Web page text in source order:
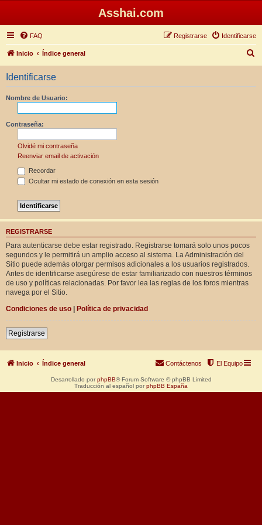
Asshai.com
FAQ Identificarse
Registrarse
Inicio Índice general
u
Identificarse
Nombre de Usuario:
Contraseña:
Olvidé mi contraseña
Reenviar email de activación
Recordar
Ocultar mi estado de conexión en esta sesión
REGISTRARSE
Para autenticarse debe estar registrado. Registrarse tomará solo unos pocos
segundos y le permitirá un amplio acceso al sistema. La Administración del
Sitio puede además otorgar permisos adicionales a los usuarios registrados.
Antes de identificarse asegúrese de estar familiarizado con nuestros términos
de uso y políticas relacionadas. Por favor lea las reglas de los foros mientras
navega por el Sitio.
Condiciones de uso | Política de privacidad
Registrarse
Inicio Índice general El Equipo
Contáctenos
Desarrollado por phpBB® Forum Software © phpBB Limited
Traducción al español por phpBB España